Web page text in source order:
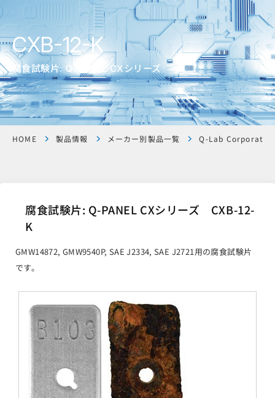
CXB-12-K
腐食試験片: Q-PANEL CXシリーズ
HOME 製品情報 メーカー別製品一覧 Q-Lab
腐食試験片: Q-PANEL CXシリーズ CXB-12-
K
GMW14872, GMW9540P, SAE J2334, SAE J2721用の腐食試験片
です。